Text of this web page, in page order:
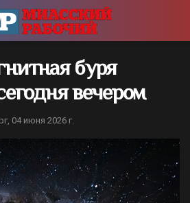
буря
вечером
04 июня 2026 г.